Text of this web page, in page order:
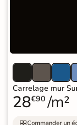
Carrelage mur
28€90 /m²
Commander un